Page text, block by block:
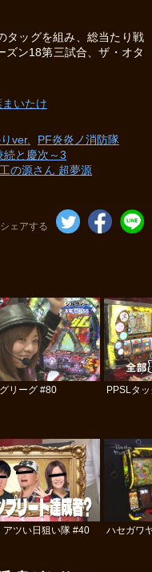
タッグを組み、総当たり戦
ズン18第三試合、ザ・オタ
いたけ
ver.
PF炎炎ノ消防隊
続と慶次～3
の源さん 超夢源
シェアする
リーグ #80 PPSLタ
アツい日狙い隊 #40 ハセガワ